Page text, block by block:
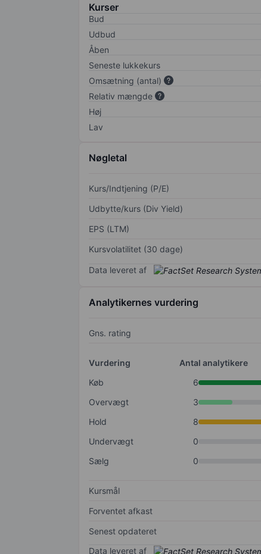
Kurser
Bud
Udbud
Åben
Seneste lukkekurs
Omsætning (antal)
Relativ mængde
Høj
Lav
Nøgletal
Kurs/Indtjening (P/E)
Udbytte/kurs (Div Yield)
EPS (LTM)
Kursvolatilitet (30 dage)
Data leveret af
Analytikernes vurdering
Gns. rating
Vurdering
Antal analytikere
Køb
6
Overvægt
3
Hold
8
Undervægt
0
Sælg
0
Kursmål
Forventet afkast
Senest opdateret
Data leveret af